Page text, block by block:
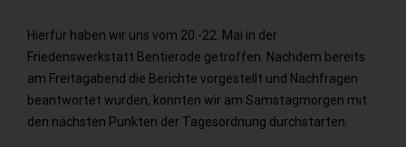
Hierfür haben wir uns vom 20.-22. Mai in der
Friedenswerkstatt Bentierode getroffen. Nachdem bereits
am Freitagabend die Berichte vorgestellt und Nachfragen
beantwortet wurden, konnten wir am Samstagmorgen mit
den nächsten Punkten der Tagesordnung durchstarten.